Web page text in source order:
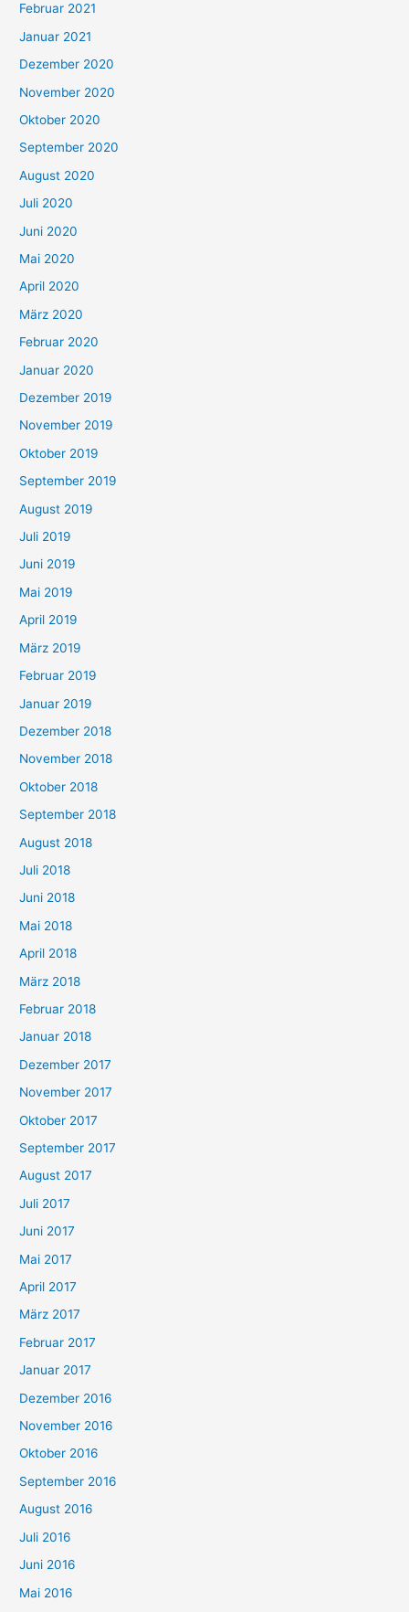
Februar 2021
Januar 2021
Dezember 2020
November 2020
Oktober 2020
September 2020
August 2020
Juli 2020
Juni 2020
Mai 2020
April 2020
März 2020
Februar 2020
Januar 2020
Dezember 2019
November 2019
Oktober 2019
September 2019
August 2019
Juli 2019
Juni 2019
Mai 2019
April 2019
März 2019
Februar 2019
Januar 2019
Dezember 2018
November 2018
Oktober 2018
September 2018
August 2018
Juli 2018
Juni 2018
Mai 2018
April 2018
März 2018
Februar 2018
Januar 2018
Dezember 2017
November 2017
Oktober 2017
September 2017
August 2017
Juli 2017
Juni 2017
Mai 2017
April 2017
März 2017
Februar 2017
Januar 2017
Dezember 2016
November 2016
Oktober 2016
September 2016
August 2016
Juli 2016
Juni 2016
Mai 2016